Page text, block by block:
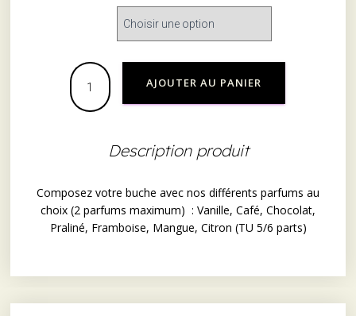
AJOUTER AU PANIER
Description produit
Composez votre buche avec nos différents parfums au
choix (2 parfums maximum) : Vanille, Café, Chocolat,
Praliné, Framboise, Mangue, Citron (TU 5/6 parts)